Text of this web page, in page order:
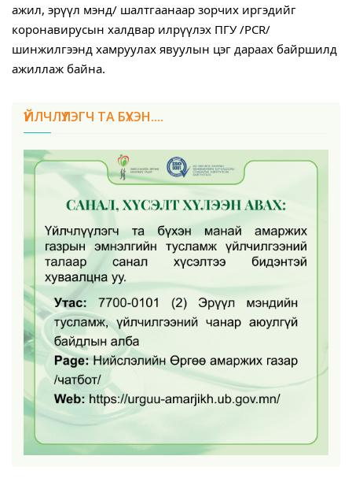
ажил, эрүүл мэнд/ шалтгаанаар зорчих иргэдийг
коронавирусын халдвар илрүүлэх ПГУ /PCR/
шинжилгээнд хамруулах явуулын цэг дараах байршилд
ажиллаж байна.
ҮЙЛЧЛҮҮЛЭГЧ ТА БҮХЭН....